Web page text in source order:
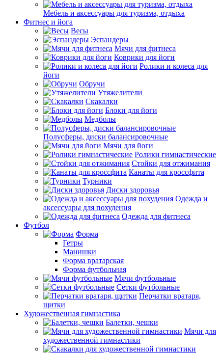
Мебель и аксессуары для туризма, отдыха
Фитнес и йога
Весы
Эспандеры
Мячи для фитнеса
Коврики для йоги
Ролики и колеса для
йоги
Обручи
Утяжелители
Скакалки
Блоки для йоги
Медболы
Полусферы, диски балансировочные
Мячи для йоги
Ролики гимнастические
Стойки для отжимания
Канаты для кроссфита
Турники
Диски здоровья
Одежда и
аксессуары для похудения
Одежда для фитнеса
Футбол
Форма
Гетры
Манишки
Форма вратарская
Форма футбольная
Мячи футбольные
Сетки футбольные
Перчатки вратаря,
щитки
Художественная гимнастика
Балетки, чешки
Мячи для
художественной гимнастики